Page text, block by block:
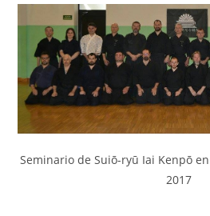
Seminario de Suiō-ryū Iai Kenpō
2017